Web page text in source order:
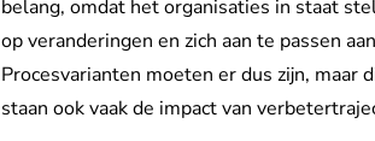
belang, omdat het organisaties in staat
op veranderingen en zich aan te passen
Procesvarianten moeten er dus zijn, maar
staan ook vaak de impact van